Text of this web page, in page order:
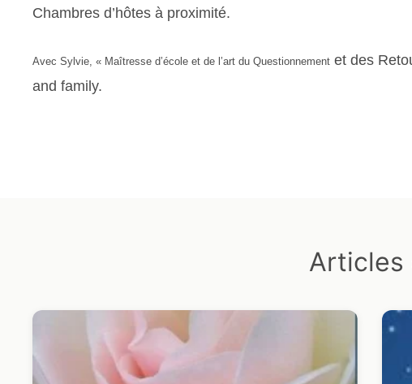
Chambres d’hôtes à proximité.
Avec Sylvie, « Maîtresse d’école et de l’art du Questionnement et des
and family.
Articles